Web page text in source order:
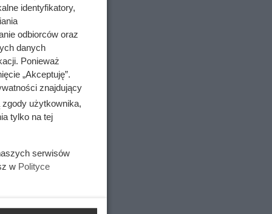
identyfikatory,
odbiorców oraz
danych
Ponieważ
„Akceptuję”.
znajdujący
użytkownika,
tylko na tej
serwisów
w Polityce